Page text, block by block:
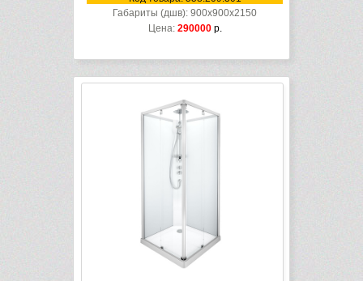
Габариты (дшв): 900x900x2150
Цена: 290000р.